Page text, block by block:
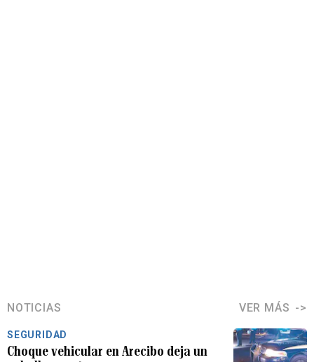
NOTICIAS VER MÁS
SEGURIDAD
Choque vehicular en Arecibo deja un